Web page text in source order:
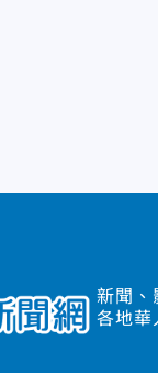
新聞、
各地華